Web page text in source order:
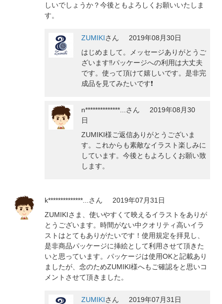
しいでしょうか？今後ともよろしくお願いいたしま
す。
ZUMIKIさん
2019年08月30日
はじめまして。メッセージありがとうご
ざいます‼️パッケージへの利用は大丈夫
です。使って頂けて嬉しいです。是非完
成品を見てみたいです❗️
n**************... さん
2019年08月30
日
ZUMIKI様ご返信ありがとうございま
す。これからも素敵なイラスト楽しみに
しています。今後ともよろしくお願い致
します。
k**************... さん
2019年07月31日
ZUMIKIさま、使いやすくて映えるイラストをありが
とうございます。時間がない中クオリティ高いイラ
ストはとてもありがたいです！使用規定を拝見し、
是非商品パッケージに挿絵として利用させて頂きた
いと思っています。パッケージは使用OKと記載あり
ましたが、念のためZUMIKI様へもご確認をと思いコ
メントさせて頂きました。
ZUMIKIさん
2019年07月31日